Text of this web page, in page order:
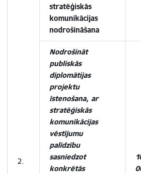
2.
stratēģiskās
komunikācijas
nodrošināšana
Nodrošināt
publiskās
diplomātijas
projektu
īstenošana, ar
stratēģiskās
komunikācijas
vēstījumu
palīdzību
sasniedzot
konkrētās